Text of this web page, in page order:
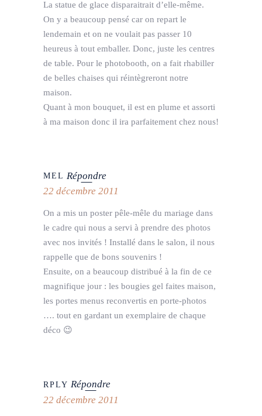
La statue de glace disparaitrait d’elle-même.
On y a beaucoup pensé car on repart le
lendemain et on ne voulait pas passer 10
heureus à tout emballer. Donc, juste les centres
de table. Pour le photobooth, on a fait rhabiller
de belles chaises qui réintègreront notre
maison.
Quant à mon bouquet, il est en plume et assorti
à ma maison donc il ira parfaitement chez nous!
MEL Répondre
22 décembre 2011
On a mis un poster pêle-mêle du mariage dans
le cadre qui nous a servi à prendre des photos
avec nos invités ! Installé dans le salon, il nous
rappelle que de bons souvenirs !
Ensuite, on a beaucoup distribué à la fin de ce
magnifique jour : les bougies gel faites maison,
les portes menus reconvertis en porte-photos
…. tout en gardant un exemplaire de chaque
déco 😉
RPLY Répondre
22 décembre 2011